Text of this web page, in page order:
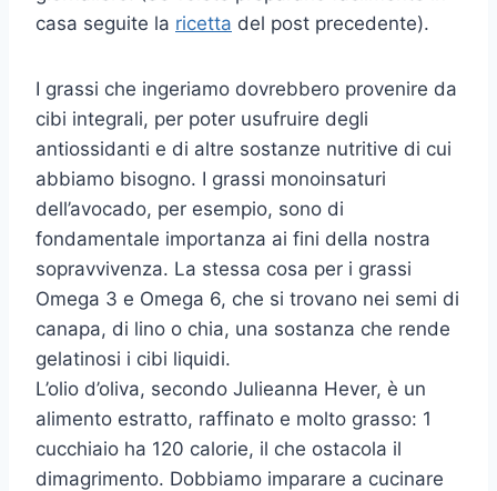
casa seguite la ricetta del post precedente).
I grassi che ingeriamo dovrebbero provenire da
cibi integrali, per poter usufruire degli
antiossidanti e di altre sostanze nutritive di cui
abbiamo bisogno. I grassi monoinsaturi
dell’avocado, per esempio, sono di
fondamentale importanza ai fini della nostra
sopravvivenza. La stessa cosa per i grassi
Omega 3 e Omega 6, che si trovano nei semi di
canapa, di lino o chia, una sostanza che rende
gelatinosi i cibi liquidi.
L’olio d’oliva, secondo Julieanna Hever, è un
alimento estratto, raffinato e molto grasso: 1
cucchiaio ha 120 calorie, il che ostacola il
dimagrimento. Dobbiamo imparare a cucinare